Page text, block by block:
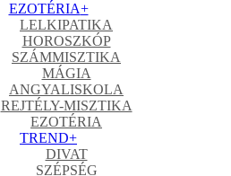
EZOTÉRIA+
LELKIPATIKA
HOROSZKÓP
SZÁMMISZTIKA
MÁGIA
ANGYALISKOLA
REJTÉLY-MISZTIKA
EZOTÉRIA
TREND+
DIVAT
SZÉPSÉG